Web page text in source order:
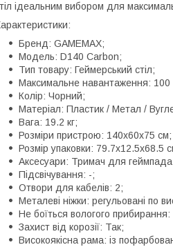
ідеальним вибором для
Бренд: GAMEMAX;
Модель: D140 Carbon;
Тип товару: Геймерський стіл;
Максимальне навантаження: 100
Колір: Чорний;
Матеріал: Пластик / Метал /
Вага: 19.2 кг;
Розміри пристрою: 140x60x75 см;
Розмір упаковки: 79.7x12.5x68.5
Аксесуари: Тримач для геймпада
Підсвічування: -;
Отвори для кабелів: 2;
Металеві ніжки: регульовані по
Не боїться вологого прибирання:
Захист від корозії: Так;
Високоякісна рама: із